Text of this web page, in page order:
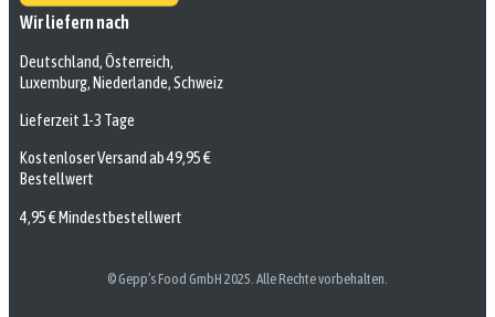
Wir liefern nach
Deutschland, Österreich,
Luxemburg, Niederlande, Schweiz
Lieferzeit 1-3 Tage
Kostenloser Versand ab 49,95 €
Bestellwert
4,95 € Mindestbestellwert
© Gepp’s Food GmbH 2025. Alle Rechte vorbehalten.